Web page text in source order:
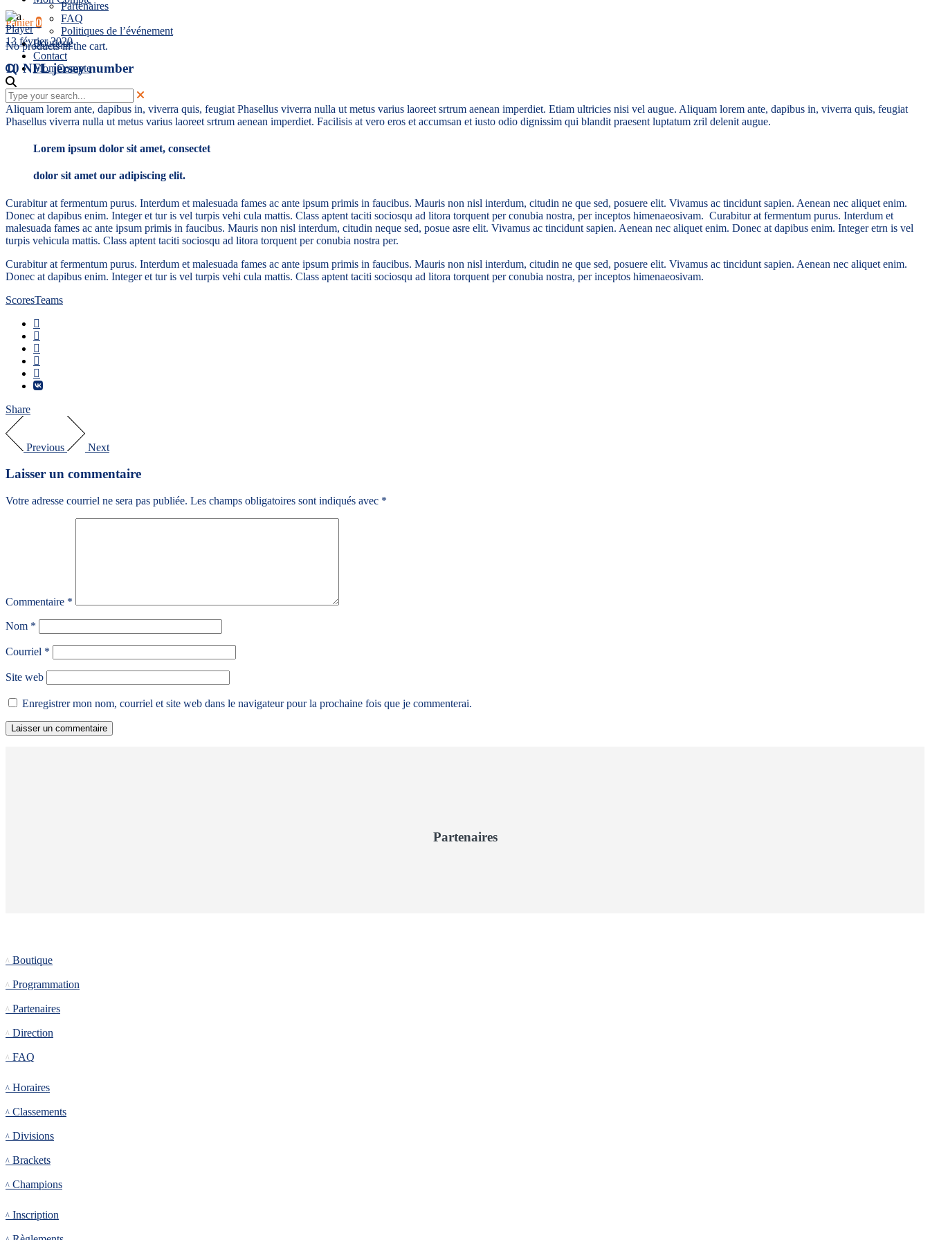
Panier 0
No products in the cart.
Partenaires
FAQ
Politiques de l’événement
Boutique
Contact
Mon Compte
Player
13 février 2020
10 NFL jersey number
Aliquam lorem ante, dapibus in, viverra quis, feugiat Phasellus viverra nulla ut metus varius laoreet srtrum aenean imperdiet. Etiam ultricies nisi vel augue. Aliquam lorem ante, dapibus in, viverra quis, feugiat
Phasellus viverra nulla ut metus varius laoreet srtrum aenean imperdiet. Facilisis at vero eros et accumsan et iusto odio dignissim qui blandit praesent luptatum zril delenit augue.
Lorem ipsum dolor sit amet, consectet
dolor sit amet our adipiscing elit.
Curabitur at fermentum purus. Interdum et malesuada fames ac ante ipsum primis in faucibus. Mauris non nisl interdum, citudin ne que sed, posuere elit. Vivamus ac tincidunt sapien. Aenean nec aliquet enim.
Donec at dapibus enim. Integer et tur is vel turpis vehi cula mattis. Class aptent taciti sociosqu ad litora torquent per conubia nostra, per inceptos himenaeosivam. Curabitur at fermentum purus. Interdum et
malesuada fames ac ante ipsum primis in faucibus. Mauris non nisl interdum, citudin neque sed, posue asre elit. Vivamus ac tincidunt sapien. Aenean nec aliquet enim. Donec at dapibus enim. Integer etrn is vel
turpis vehicula mattis. Class aptent taciti sociosqu ad litora torquent per conubia nostra per.
Curabitur at fermentum purus. Interdum et malesuada fames ac ante ipsum primis in faucibus. Mauris non nisl interdum, citudin ne que sed, posuere elit. Vivamus ac tincidunt sapien. Aenean nec aliquet enim.
Donec at dapibus enim. Integer et tur is vel turpis vehi cula mattis. Class aptent taciti sociosqu ad litora torquent per conubia nostra, per inceptos himenaeosivam.
ScoresTeams
Share
Previous Next
Laisser un commentaire
Votre adresse courriel ne sera pas publiée. Les champs obligatoires sont indiqués avec *
Commentaire *
Nom *
Courriel *
Site web
Enregistrer mon nom, courriel et site web dans le navigateur pour la prochaine fois que je commenterai.
Partenaires
Boutique
Programmation
Partenaires
Direction
FAQ
Horaires
Classements
Divisions
Brackets
Champions
Inscription